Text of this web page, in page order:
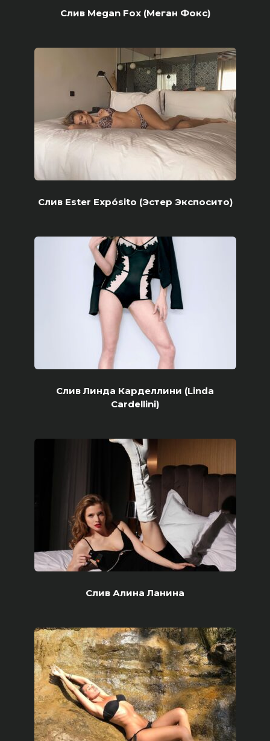
Слив Megan Fox (Меган Фокс)
Слив Ester Expósito (Эстер Экспосито)
Слив Линда Карделлини (Linda
Cardellini)
Слив Алина Ланина